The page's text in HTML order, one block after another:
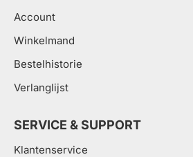
Account
Winkelmand
Bestelhistorie
Verlanglijst
SERVICE & SUPPORT
Klantenservice